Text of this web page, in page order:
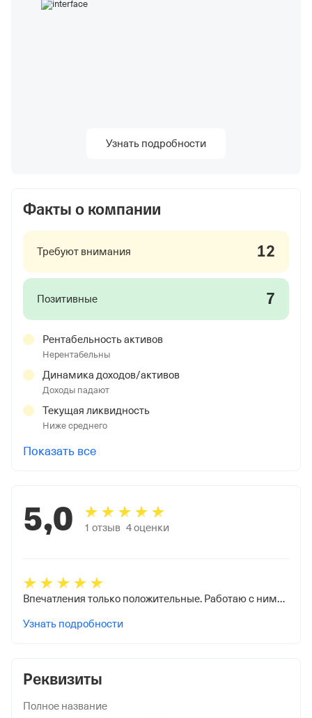
Реквизиты
Полное название
Узнать подробности
Факты о компании
Требуют внимания 12
Позитивные 7
Рентабельность активов
Нерентабельны
Динамика доходов/активов
Доходы падают
Текущая ликвидность
Ниже среднего
Показать все
5,0 1 отзыв 4оценки
Впечатления только положительные. Работаю с ними на протяжении нескольких лет. Всегда на связи сотрудники компании по всем вопросам о работе. Соблюдает партнёр ООО "ДМ" все условия договора.
Узнать подробности